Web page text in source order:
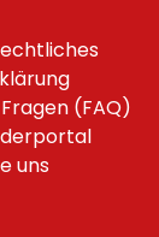
(FAQ)
uns